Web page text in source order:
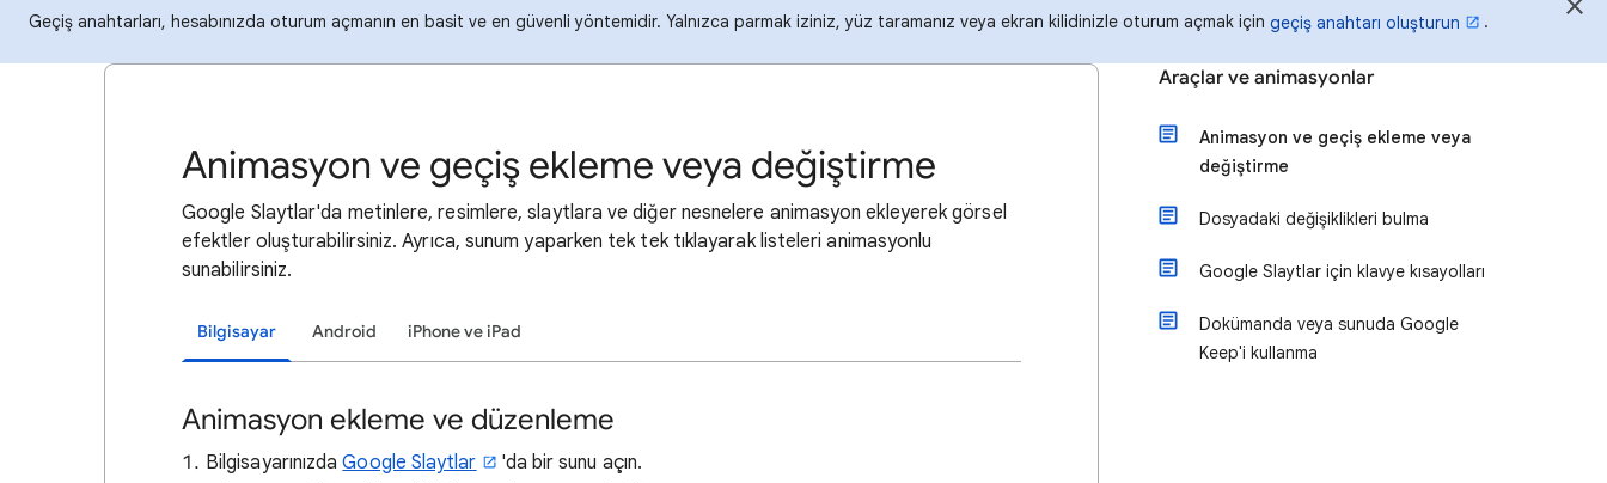
Geçiş anahtarları, hesabınızda oturum açmanın en basit ve en güvenli yöntemidir. Yalnızca parmak iziniz, yüz taramanız veya ekran kilidinizle oturum açmak için geçiş anahtarı oluşturun .
Animasyon ve geçiş ekleme veya değiştirme
Google Slaytlar'da metinlere, resimlere, slaytlara ve diğer nesnelere animasyon ekleyerek görsel
efektler oluşturabilirsiniz. Ayrıca, sunum yaparken tek tek tıklayarak listeleri animasyonlu
sunabilirsiniz.
Bilgisayar Android iPhone ve iPad
Animasyon ekleme ve düzenleme
BilgisayarınızdaGoogle Slaytlar
'da bir sunu açın.
Araçlar ve animasyonlar
Animasyon ve geçiş ekleme veya
değiştirme
Dosyadaki değişiklikleri bulma
Google Slaytlar için klavye kısayolları
Dokümanda veya sunuda Google
Keep'i kullanma